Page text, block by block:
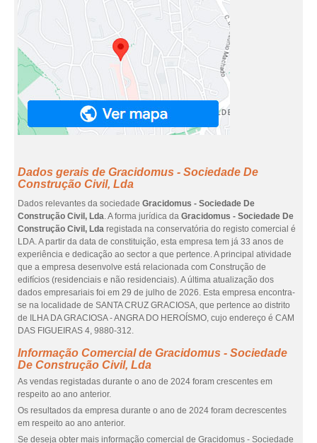
Dados gerais de Gracidomus - Sociedade De
Construção Civil, Lda
Dados relevantes da sociedade Gracidomus - Sociedade De
Construção Civil, Lda. A forma jurídica da Gracidomus - Sociedade De
Construção Civil, Lda registada na conservatória do registo comercial é
LDA. A partir da data de constituição, esta empresa tem já 33 anos de
experiência e dedicação ao sector a que pertence. A principal atividade
que a empresa desenvolve está relacionada com Construção de
edifícios (residenciais e não residenciais). A última atualização dos
dados empresariais foi em 29 de julho de 2026. Esta empresa encontra-
se na localidade de SANTA CRUZ GRACIOSA, que pertence ao distrito
de ILHA DA GRACIOSA - ANGRA DO HEROÍSMO, cujo endereço é CAM
DAS FIGUEIRAS 4, 9880-312.
Informação Comercial de Gracidomus - Sociedade
De Construção Civil, Lda
As vendas registadas durante o ano de 2024 foram crescentes em
respeito ao ano anterior.
Os resultados da empresa durante o ano de 2024 foram decrescentes
em respeito ao ano anterior.
Se deseja obter mais informação comercial de Gracidomus - Sociedade